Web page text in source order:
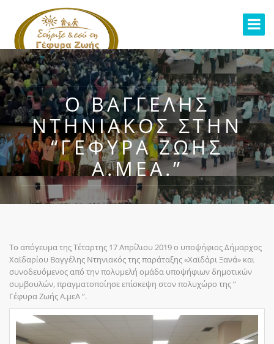
Ο ΒΑΓΓΈΛΗΣ
ΝΤΗΝΙΑΚΌΣ ΣΤΗΝ
“ΓΈΦΥΡΑ ΖΩΉΣ
Α.ΜΕΑ.”
Το απόγευμα της Τέταρτης 17 Απρίλιου 2019 ο υποψήφιος Δήμαρχος
Χαϊδαρίου Βαγγέλης Ντηνιακός της παράταξης «Χαϊδάρι Ξανά» και
συνοδευόμενος από την πολυμελή ομάδα υποψήφιων δημοτικών
συμβουλών, πραγματοποίησε επίσκεψη στον πολυχώρο της “
Γέφυρα Ζωής Α.μεΑ ”.